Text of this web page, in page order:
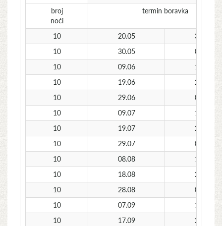
broj
noći
termin boravka
10 20.05
30.05
10
30.05
09.06
10
09.06
19.06
10
19.06
29.06
10
29.06
09.07
10
09.07
19.07
10
19.07
29.07
10
29.07
08.08
10
08.08
18.08
10
18.08
28.08
10
28.08
07.09
10
07.09
17.09
10
17.09
27.09